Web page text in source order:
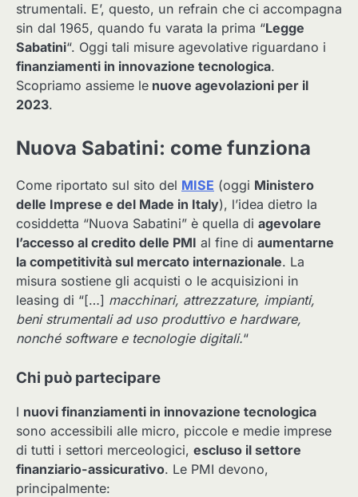
strumentali. E’, questo, un refrain che ci accompagna
sin dal 1965, quando fu varata la prima “Legge
Sabatini“. Oggi tali misure agevolative riguardano i
finanziamenti in innovazione tecnologica.
Scopriamo assieme le nuove agevolazioni per il
2023.
Nuova Sabatini: come funziona
Come riportato sul sito del MISE (oggi Ministero
delle Imprese e del Made in Italy), l’idea dietro la
cosiddetta “Nuova Sabatini” è quella di agevolare
l’accesso al credito delle PMI al fine di aumentarne
la competitività sul mercato internazionale. La
misura sostiene gli acquisti o le acquisizioni in
leasing di “[…] macchinari, attrezzature, impianti,
beni strumentali ad uso produttivo e hardware,
nonché software e tecnologie digitali.“
Chi può partecipare
I nuovi finanziamenti in innovazione tecnologica
sono accessibili alle micro, piccole e medie imprese
di tutti i settori merceologici, escluso il settore
finanziario-assicurativo. Le PMI devono,
principalmente: